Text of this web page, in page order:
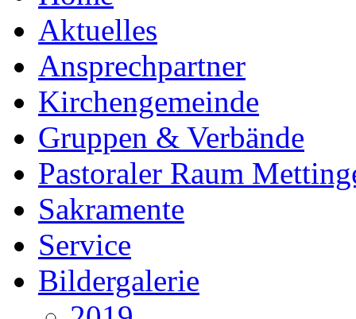
Aktuelles
Ansprechpartner
Kirchengemeinde
Gruppen & Verbände
Pastoraler Raum
Sakramente
Service
Bildergalerie